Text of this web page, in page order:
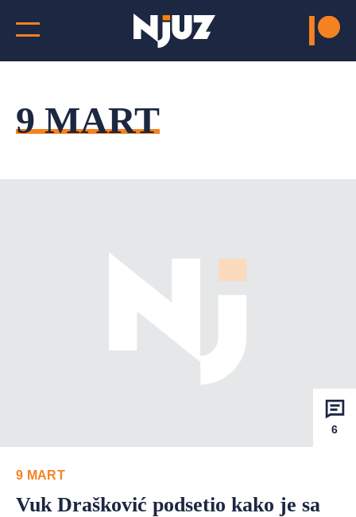
9 MART
6
9 MART
Vuk Drašković podsetio kako je sa